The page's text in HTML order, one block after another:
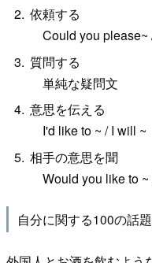
依頼する
Could you please~
質問する
単純な疑問文
意思を伝える
I'd like to ~ / I will ~
相手の意思を聞
Would you like to ~
自分に関する100の話